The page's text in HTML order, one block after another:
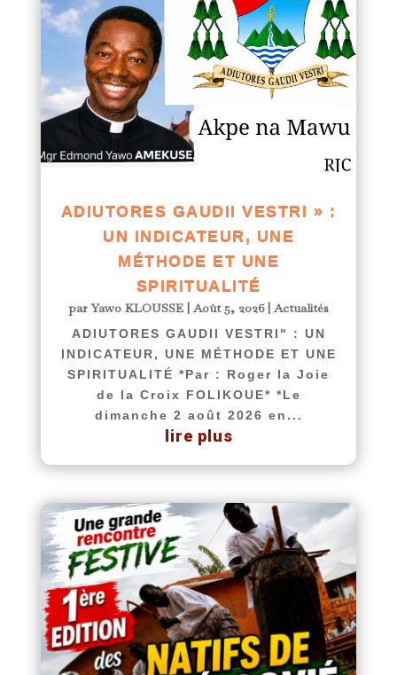
ADIUTORES GAUDII VESTRI » :
UN INDICATEUR, UNE
MÉTHODE ET UNE
SPIRITUALITÉ
parYawo KLOUSSE|Août 5, 2026|Actualités
ADIUTORES GAUDII VESTRI" : UN
INDICATEUR, UNE MÉTHODE ET UNE
SPIRITUALITÉ *Par : Roger la Joie
de la Croix FOLIKOUE* *Le
dimanche 2 août 2026 en...
lire plus